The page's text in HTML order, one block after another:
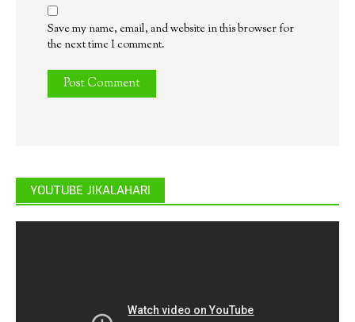
Save my name, email, and website in this browser for
the next time I comment.
YOUTUBE JIKALAHARI